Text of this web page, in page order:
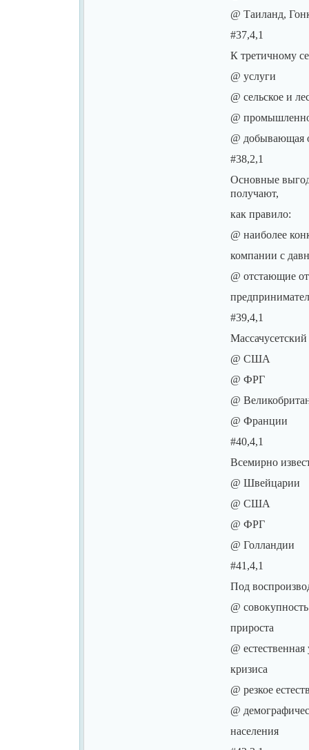
@ Таиланд,
#37,4,1
К третичному
@ услуги
@ сельское и
@
@ добывающая
#38,2,1
Основные
получают,
как правило:
@ наиболее
компании с
@ отстающие
#39,4,1
@ США
@ ФРГ
@
@ Франции
#40,4,1
Всемирно
@ Швейцарии
@ США
@ ФРГ
@ Голландии
#41,4,1
Под
@
прироста
@
кризиса
@ резкое
@
населения